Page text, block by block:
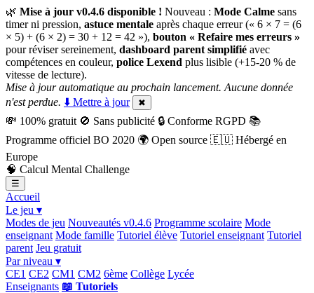
🌿 Mise à jour v0.4.6 disponible ! Nouveau : Mode Calme sans
timer ni pression, astuce mentale après chaque erreur (« 6 × 7 = (6
× 5) + (6 × 2) = 30 + 12 = 42 »), bouton « Refaire mes erreurs »
pour réviser sereinement, dashboard parent simplifié avec
compétences en couleur, police Lexend plus lisible (+15-20 % de
vitesse de lecture).
Mise à jour automatique au prochain lancement. Aucune donnée
n'est perdue. ⬇️ Mettre à jour ✖
💸 100% gratuit 🚫 Sans publicité 🔒 Conforme RGPD 📚
Programme officiel BO 2020 🌍 Open source 🇪🇺 Hébergé en
Europe
🧠 Calcul Mental Challenge
☰
Accueil
Le jeu ▾
Modes de jeu Nouveautés v0.4.6 Programme scolaire Mode
enseignant Mode famille Tutoriel élève Tutoriel enseignant Tutoriel
parent Jeu gratuit
Par niveau ▾
CE1 CE2 CM1 CM2 6ème Collège Lycée
Enseignants 📖 Tutoriels